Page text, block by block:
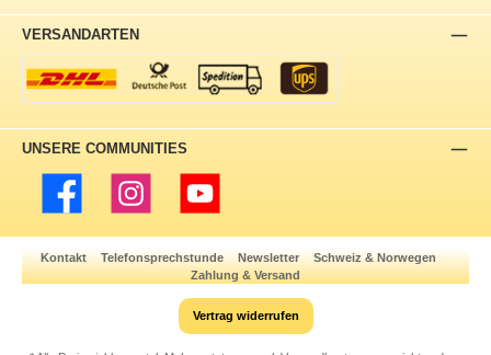
VERSANDARTEN
UNSERE COMMUNITIES
Facebook Instagram YouTube
Kontakt Telefonsprechstunde Newsletter
Schweiz & Norwegen
Zahlung & Versand
Vertrag widerrufen